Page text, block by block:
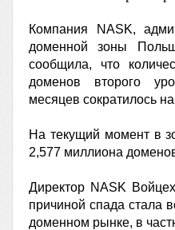
Компания NASK,
доменной зоны
сообщила, что
доменов второго
месяцев сократилось
На текущий момент в
2,577 миллиона
Директор NASK
причиной спада стала
доменном рынке, в